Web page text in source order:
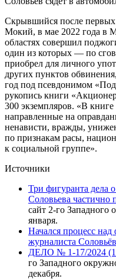
Скрывшийся после
Мокий, в мае 2022 года в
областях совершил
один из которых — по
приобрел для личного
других пунктов
год под псевдонимом
рукопись книги
300 экземпляров. «В
направленные на
ненависти, вражды,
по признакам расы,
к социальной группе».
Источники
Три фигуранта дела
Соловьева частично
сайт 2-го Западного
января.
Начался процесс
журналиста
ДЕЛО № 1-17/2024
го Западного
декабря.